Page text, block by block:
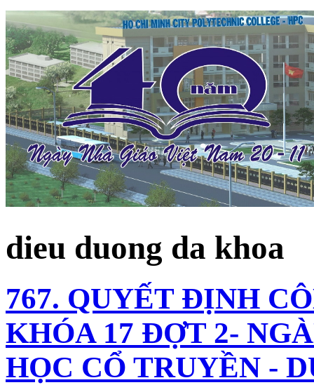
dieu duong da khoa
767. QUYẾT ĐỊNH
KHÓA 17 ĐỢT 2-
HỌC CỔ TRUYỀN -